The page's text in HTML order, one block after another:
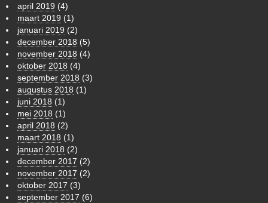
april 2019 (4)
maart 2019 (1)
januari 2019 (2)
december 2018 (5)
november 2018 (4)
oktober 2018 (4)
september 2018 (3)
augustus 2018 (1)
juni 2018 (1)
mei 2018 (1)
april 2018 (2)
maart 2018 (1)
januari 2018 (2)
december 2017 (2)
november 2017 (2)
oktober 2017 (3)
september 2017 (6)